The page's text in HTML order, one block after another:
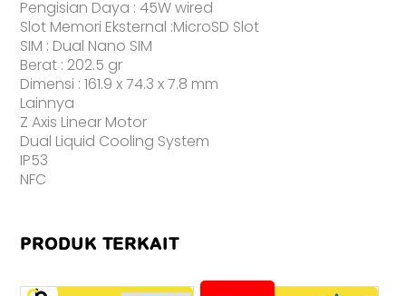
Pengisian Daya : 45W wired
Slot Memori Eksternal :MicroSD Slot
SIM : Dual Nano SIM
Berat : 202.5 gr
Dimensi : 161.9 x 74.3 x 7.8 mm
Lainnya
Z Axis Linear Motor
Dual Liquid Cooling System
IP53
NFC
PRODUK TERKAIT